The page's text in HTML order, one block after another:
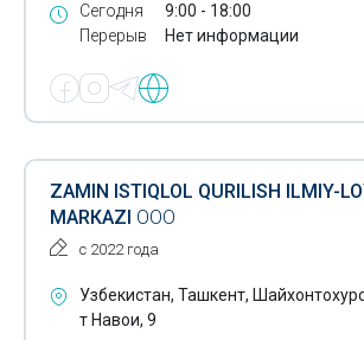
Сегодня
Перерыв
9:00 - 18:00
Нет информации
ZAMIN ISTIQLOL QURILISH ILMIY-
MARКAZI ООО
с 2022 года
Узбекистан, Ташкент,
т Навои, 9